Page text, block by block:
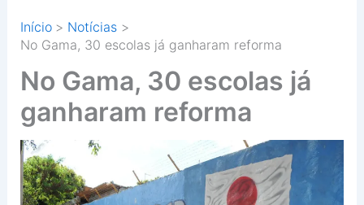
Início
Notícias
No Gama, 30 escolas já ganharam reforma
No Gama, 30 escolas já
ganharam reforma